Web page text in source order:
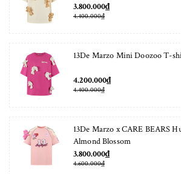
3.800.000₫
4.400.000₫
13De Marzo Mini Doozoo T-
4.200.000₫
4.400.000₫
13De Marzo x CARE BEARS
Almond Blossom
3.800.000₫
4.600.000₫